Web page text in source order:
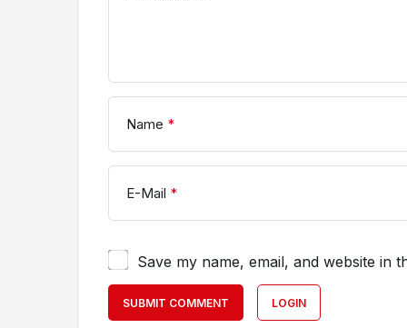
Name *
E-Mail *
Save my name, email, and website in
SUBMIT COMMENT LOGIN